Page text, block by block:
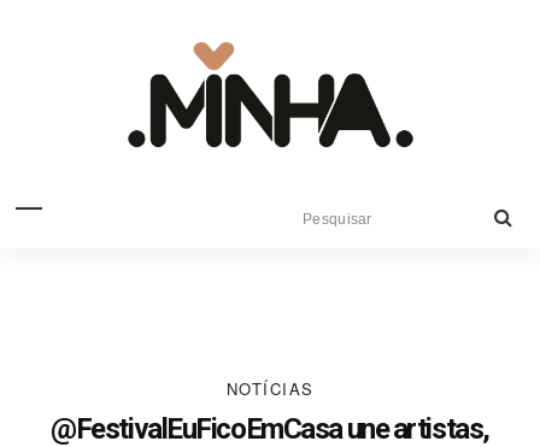
NOTÍCIAS
@FestivalEuFicoEmCasa une artistas,